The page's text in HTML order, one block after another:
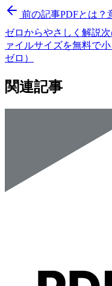
前の記事PDFとは？
ゼロからやさしく解説
ァイルサイズを無料で
ゼロ）
関連記事